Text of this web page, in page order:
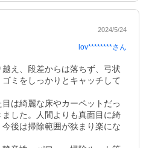
2024/5/24
lov********さん
え、段差からは落ちず、弓状
ミをしっかりとキャッチして
は綺麗な床やカーペットだっ
した。人間よりも真面目に綺
後は掃除範囲が狭まり楽にな